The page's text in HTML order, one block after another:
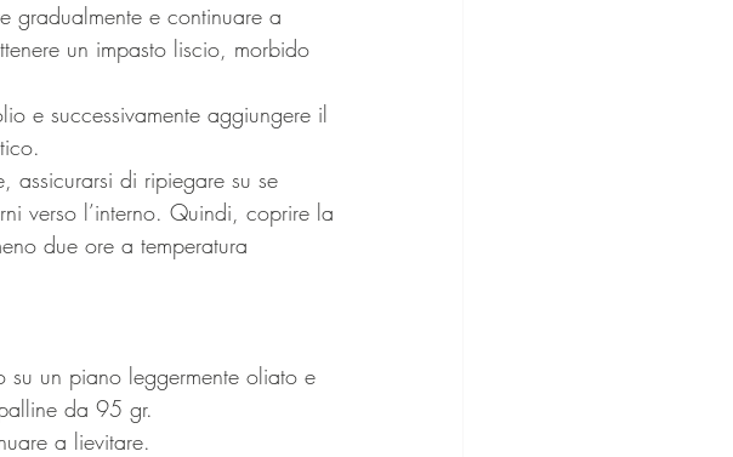
gradualmente e continuare a
un impasto liscio, morbido
e successivamente aggiungere il
assicurarsi di ripiegare su se
verso l’interno. Quindi, coprire la
due ore a temperatura
su un piano leggermente oliato e
da 95 gr.
a lievitare.